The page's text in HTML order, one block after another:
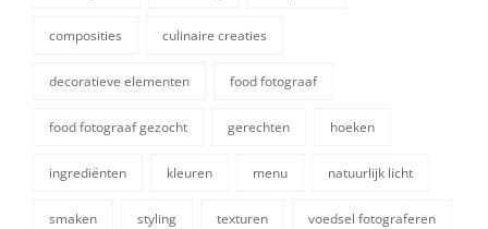
composities culinaire creaties
decoratieve elementen food fotograaf
food fotograaf gezocht gerechten hoeken
ingrediënten kleuren menu natuurlijk licht
smaken styling texturen voedsel fotograferen